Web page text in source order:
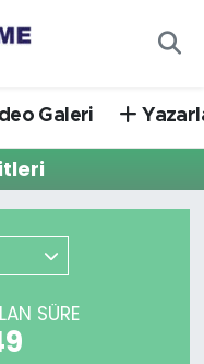
Galeri
SÜRE
Fikstür